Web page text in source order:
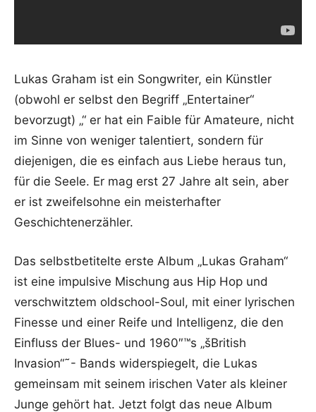
Lukas Graham ist ein Songwriter, ein Künstler
(obwohl er selbst den Begriff „Entertainer“
bevorzugt) „“ er hat ein Faible für Amateure, nicht
im Sinne von weniger talentiert, sondern für
diejenigen, die es einfach aus Liebe heraus tun,
für die Seele. Er mag erst 27 Jahre alt sein, aber
er ist zweifelsohne ein meisterhafter
Geschichtenerzähler.
Das selbstbetitelte erste Album „Lukas Graham“
ist eine impulsive Mischung aus Hip Hop und
verschwitztem oldschool-Soul, mit einer lyrischen
Finesse und einer Reife und Intelligenz, die den
Einfluss der Blues- und 1960″™s „šBritish
Invasion“˜- Bands widerspiegelt, die Lukas
gemeinsam mit seinem irischen Vater als kleiner
Junge gehört hat. Jetzt folgt das neue Album